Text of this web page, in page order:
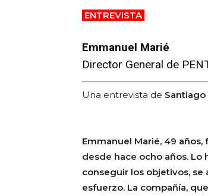
ENTREVISTA
Emmanuel Marié
Director General de
Una entrevista de Santiago
Emmanuel Marié, 49
desde hace ocho años. Lo
conseguir los objetivos,
esfuerzo. La compañía,